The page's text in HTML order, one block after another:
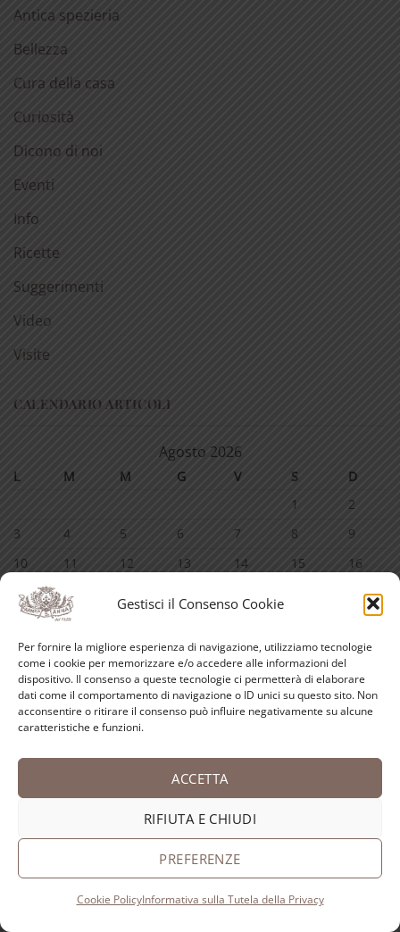
Gestisci il Consenso Cookie
Per fornire la migliore esperienza di navigazione, utilizziamo tecnologie
come i cookie per memorizzare e/o accedere alle informazioni del
dispositivo. Il consenso a queste tecnologie ci permetterà di elaborare
dati come il comportamento di navigazione o ID unici su questo sito. Non
acconsentire o ritirare il consenso può influire negativamente su alcune
caratteristiche e funzioni.
ACCETTA
RIFIUTA E CHIUDI
PREFERENZE
Cookie PolicyInformativa sulla Tutela della Privacy
Antica spezieria
Bellezza
Cura della casa
Curiosità
Dicono di noi
Eventi
Info
Ricette
Suggerimenti
Video
Visite
CALENDARIO ARTICOLI
Agosto 2026
L M M G V S
D
1
2
3
4 5 6 7 8
9
10
11 12 13 14 15
16
17
18
25
31
« Lug
INFORMAZIONI